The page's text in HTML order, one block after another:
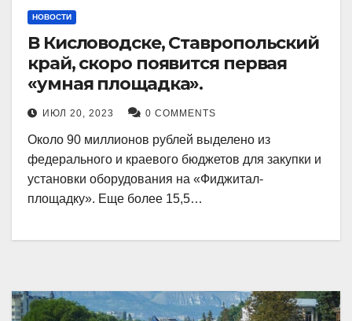
НОВОСТИ
В Кисловодске, Ставропольский
край, скоро появится первая
«умная площадка».
ИЮЛ 20, 2023 0 COMMENTS
Около 90 миллионов рублей выделено из
федерального и краевого бюджетов для закупки и
установки оборудования на «Фиджитал-
площадку». Еще более 15,5…